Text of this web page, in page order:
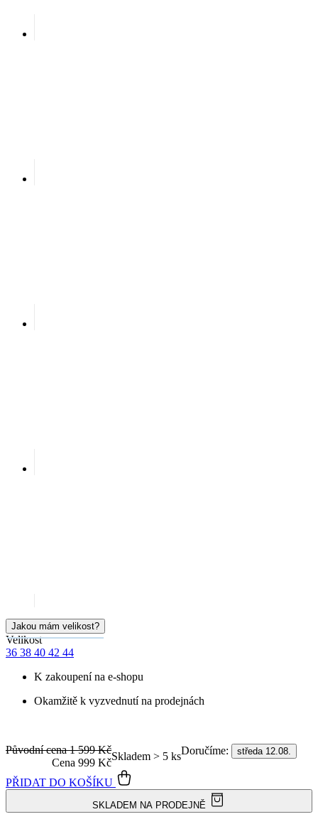
Jakou mám velikost?
Velikost
36 38 40 42 44
K zakoupení na e-shopu
Okamžitě k vyzvednutí na prodejnách
Skladem > 5 ksDoručíme: středa 12.08.
Cena 999 Kč
Původní cena1 599 Kč
PŘIDAT DO KOŠÍKU
SKLADEM NA PRODEJNĚ